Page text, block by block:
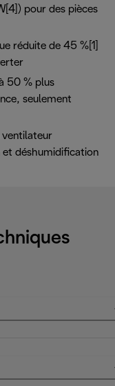
pour des pièces
réduite de 45 %[1]
50 % plus
seulement
déshumidification